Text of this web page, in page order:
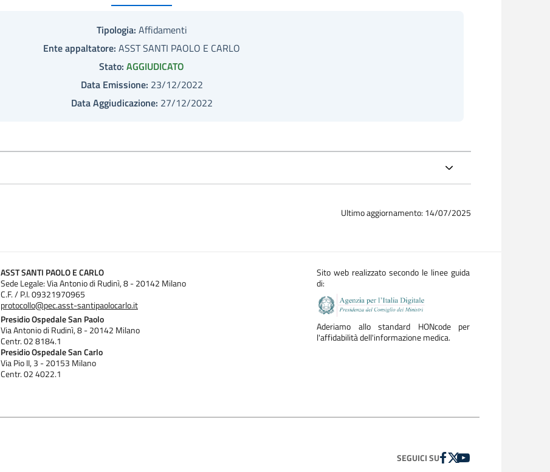
Tipologia: Affidamenti
Ente appaltatore: ASST SANTI PAOLO E CARLO
Stato: AGGIUDICATO
Data Emissione: 23/12/2022
Data Aggiudicazione: 27/12/2022
Ultimo aggiornamento: 14/07/2025
ASST SANTI PAOLO E CARLO
Sede Legale: Via Antonio di Rudinì, 8 - 20142 Milano
C.F. / P.I. 09321970965
protocollo@pec.asst-santipaolocarlo.it
Presidio Ospedale San Paolo
Via Antonio di Rudinì, 8 - 20142 Milano
Centr. 02 8184.1
Presidio Ospedale San Carlo
Via Pio II, 3 - 20153 Milano
Centr. 02 4022.1
Sito web realizzato secondo le linee guida
di:
Aderiamo allo standard HONcode per
l'affidabilità dell'informazione medica.
SEGUICI SUFACEBOOK
TWITTER
YOUTUBE